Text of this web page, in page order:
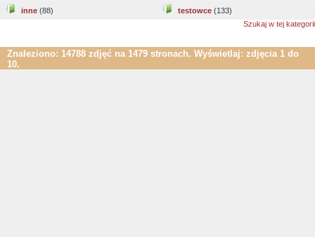
inne (88) testowce (133)
Szukaj w tej kategorii
Znaleziono: 14788 zdjęć na 1479 stronach. Wyświetlaj: zdjęcia 1 do
10.